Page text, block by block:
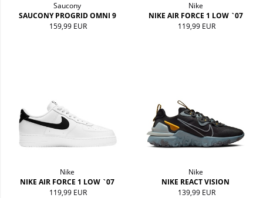
Saucony
SAUCONY PROGRID OMNI 9
159,99 EUR
Nike
NIKE AIR FORCE 1 LOW `07
119,99 EUR
Nike
NIKE AIR FORCE 1 LOW `07
119,99 EUR
Nike
NIKE REACT VISION
139,99 EUR